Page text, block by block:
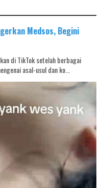
Medsos, Begini
di TikTok setelah berbagai
asal-usul dan ko...